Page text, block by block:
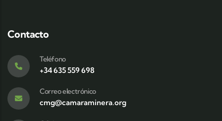
Contacto
Teléfono
+34 635 559 698
Correo electrónico
cmg@camaraminera.org